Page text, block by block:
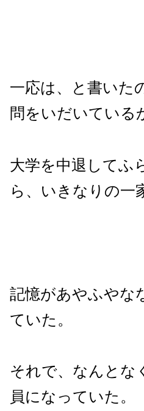
一応は、と書いた
問をいだいている
大学を中退してふ
ら、いきなりの一
記憶があやふやな
ていた。
それで、なんとな
員になっていた。